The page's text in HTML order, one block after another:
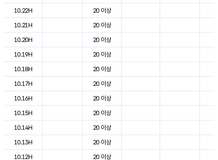
10.22H
20 이상
10.21H
20 이상
10.20H
20 이상
10.19H
20 이상
10.18H
20 이상
10.17H
20 이상
10.16H
20 이상
10.15H
20 이상
10.14H
20 이상
10.13H
20 이상
10.12H
20 이상